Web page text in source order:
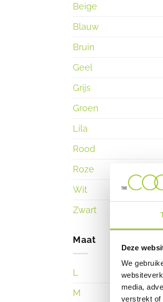
Deze
We
media,
verstrekt of
Beige
Blauw
Bruin
Geel
Grijs
Groen
Lila
Rood
Roze
Wit
Zwart
Maat
L
M